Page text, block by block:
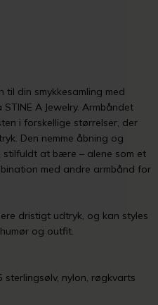
din smykkesamling med
A Jewelry. Armbåndet
i forskellige størrelser, der
Den nemme åbning og
at bære – alene som et
med andre armbånd for
dristigt udtryk, og kan styles
og outfit.
nylon, røgkvarts